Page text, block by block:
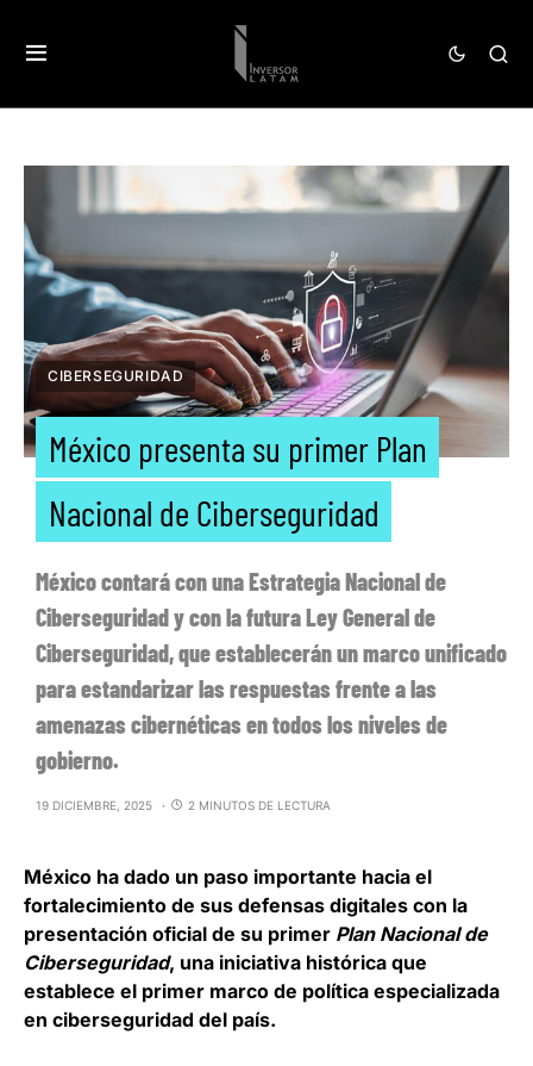
CIBERSEGURIDAD
México presenta su primer Plan
Nacional de Ciberseguridad
México contará con una Estrategia Nacional de
Ciberseguridad y con la futura Ley General de
Ciberseguridad, que establecerán un marco unificado
para estandarizar las respuestas frente a las
amenazas cibernéticas en todos los niveles de
gobierno.
19 DICIEMBRE, 2025 2 MINUTOS DE LECTURA
México ha dado un paso importante hacia el
fortalecimiento de sus defensas digitales con la
presentación oficial de su primer Plan Nacional de
Ciberseguridad, una iniciativa histórica que
establece el primer marco de política especializada
en ciberseguridad del país.